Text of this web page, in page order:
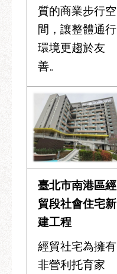
質的商業步行空
間，讓整體通行
環境更趨於友
善。
臺北市南港區經
貿段社會住宅新
建工程
經貿社宅為擁有
非營利托育家